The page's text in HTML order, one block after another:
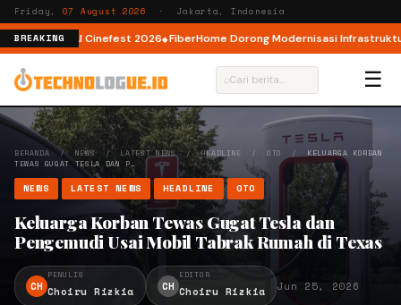
Friday, 07 August 2026 · Jakarta, Indonesia
BREAKING
AI lewat AI Cinefest 2026 FiberHome Dorong Modernisasi Infrastruktur
⌕ ☰
BERANDA / NEWS/ LATEST NEWS/HEADLINE /OTO / KELUARGA KORBAN
TEWAS GUGAT TESLA DAN P…
NEWS LATEST NEWS HEADLINE OTO
Keluarga Korban Tewas Gugat Tesla dan
Pengemudi Usai Mobil Tabrak Rumah di Texas
CH
PENULIS
Choiru Rizkia CH
EDITOR
Choiru Rizkia
Jun 25, 2026